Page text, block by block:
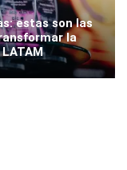
estas son las
la